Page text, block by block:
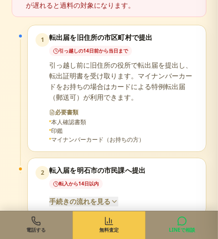
が遅れると過料の対象になります。
1 転出届を旧住所の市区町村で提出
引っ越しの14日前から当日まで
引っ越し前に旧住所の役所で転出届を提出し、
転出証明書を受け取ります。マイナンバーカー
ドをお持ちの場合はカードによる特例転出届
（郵送可）が利用できます。
必要書類
本人確認書類
印鑑
マイナンバーカード（お持ちの方）
2 転入届を明石市の市民課へ提出
転入から14日以内
手続きの流れを見る
よくある質問
電話する 無料査定 LINEで相談